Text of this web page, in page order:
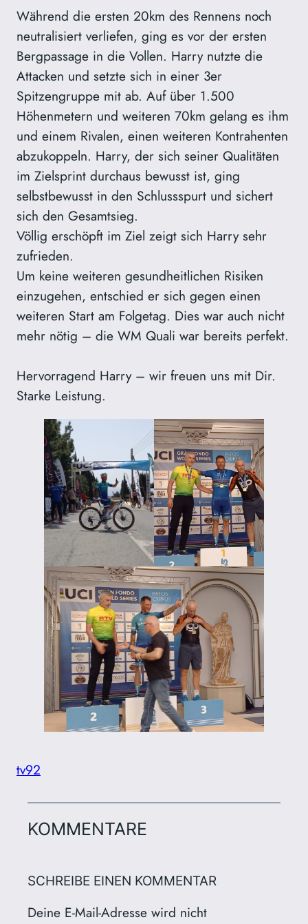
Während die ersten 20km des Rennens noch
neutralisiert verliefen, ging es vor der ersten
Bergpassage in die Vollen. Harry nutzte die
Attacken und setzte sich in einer 3er
Spitzengruppe mit ab. Auf über 1.500
Höhenmetern und weiteren 70km gelang es ihm
und einem Rivalen, einen weiteren Kontrahenten
abzukoppeln. Harry, der sich seiner Qualitäten
im Zielsprint durchaus bewusst ist, ging
selbstbewusst in den Schlussspurt und sichert
sich den Gesamtsieg.
Völlig erschöpft im Ziel zeigt sich Harry sehr
zufrieden.
Um keine weiteren gesundheitlichen Risiken
einzugehen, entschied er sich gegen einen
weiteren Start am Folgetag. Dies war auch nicht
mehr nötig – die WM Quali war bereits perfekt.
Hervorragend Harry – wir freuen uns mit Dir.
Starke Leistung.
tv92
KOMMENTARE
SCHREIBE EINEN KOMMENTAR
Deine E-Mail-Adresse wird nicht